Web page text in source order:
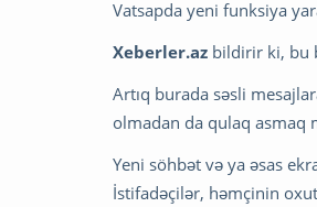
Vatsapda yeni funksiya
Xeberler.az bildirir ki, bu
Artıq burada səsli
olmadan da qulaq asmaq
Yeni söhbət və ya əsas
İstifadəçilər, həmçinin